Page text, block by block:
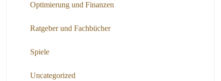
Optimierung und Finanzen
Ratgeber und Fachbücher
Spiele
Uncategorized